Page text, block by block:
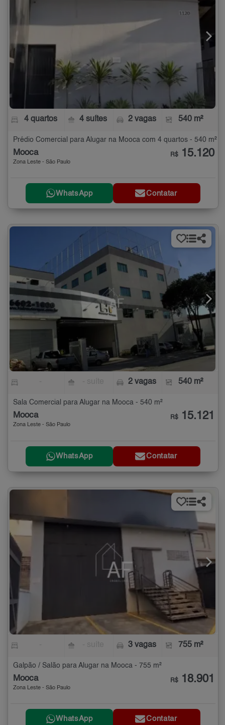
4 quartos 4 suítes 2 vagas 540 m²
Prédio Comercial para Alugar na Mooca com 4 quartos - 540 m²
Mooca
Zona Leste - São Paulo
R$ 15.120
WhatsApp Contatar
2 vagas 540 m²
Sala Comercial para Alugar na Mooca - 540 m²
Mooca
Zona Leste - São Paulo
R$ 15.121
WhatsApp Contatar
3 vagas 755 m²
Galpão / Salão para Alugar na Mooca - 755 m²
Mooca
Zona Leste - São Paulo
R$ 18.901
WhatsApp Contatar